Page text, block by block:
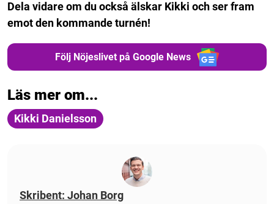
Dela vidare om du också älskar Kikki och ser fram
emot den kommande turnén!
Följ Nöjeslivet på Google News
Läs mer om...
Kikki Danielsson
Skribent: Johan Borg